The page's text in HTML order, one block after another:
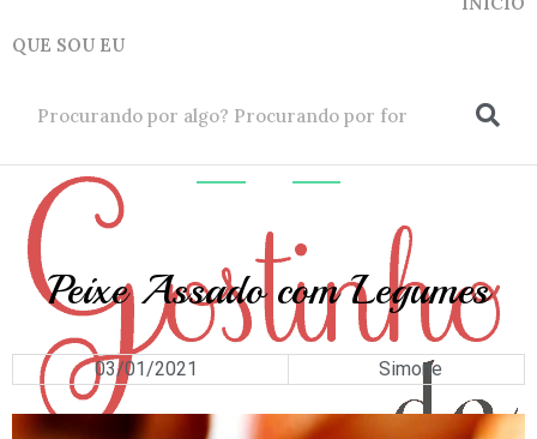
QUE SOU EU
Peixe Assado com Legumes
03/01/2021 Simone